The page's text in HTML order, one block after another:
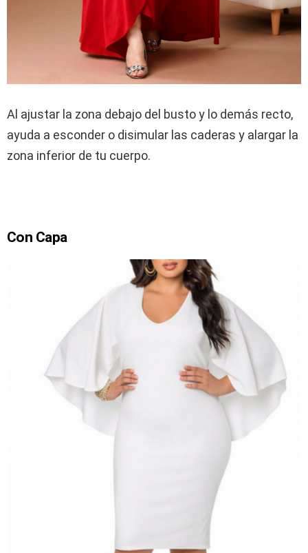
Al ajustar la zona debajo del busto y lo demás recto,
ayuda a esconder o disimular las caderas y alargar la
zona inferior de tu cuerpo.
Con Capa